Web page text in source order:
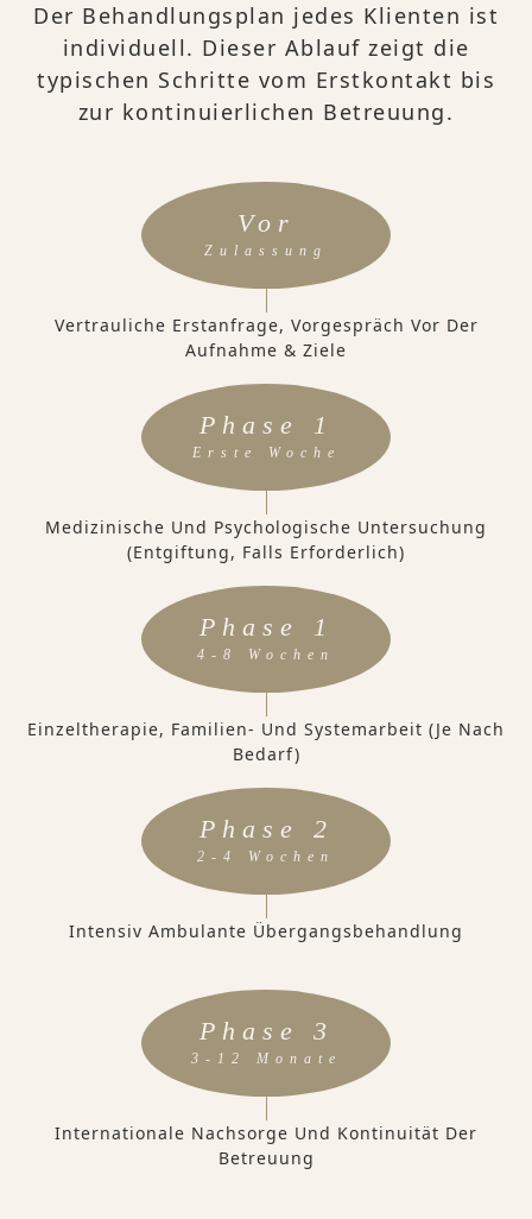
Der Behandlungsplan jedes Klienten ist
individuell. Dieser Ablauf zeigt die
typischen Schritte vom Erstkontakt bis
zur kontinuierlichen Betreuung.
Vor
Zulassung
Vertrauliche Erstanfrage, Vorgespräch Vor Der
Aufnahme & Ziele
Phase 1
Erste Woche
Medizinische Und Psychologische Untersuchung
(Entgiftung, Falls Erforderlich)
Phase 1
4-8 Wochen
Einzeltherapie, Familien- Und Systemarbeit (je Nach
Bedarf)
Phase 2
2-4 Wochen
Intensiv Ambulante Übergangsbehandlung
Phase 3
3-12 Monate
Internationale Nachsorge Und Kontinuität Der
Betreuung